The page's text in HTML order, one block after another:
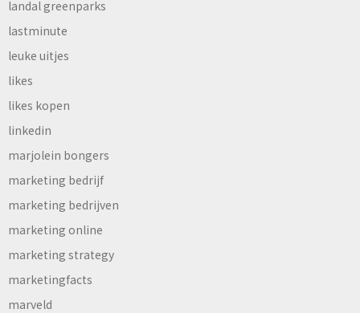
landal greenparks
lastminute
leuke uitjes
likes
likes kopen
linkedin
marjolein bongers
marketing bedrijf
marketing bedrijven
marketing online
marketing strategy
marketingfacts
marveld